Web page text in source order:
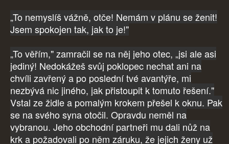
„To nemyslíš vážně, otče! Nemám v plánu se ženit!
Jsem spokojen tak, jak to je!"
„To věřím," zamračil se na něj jeho otec, „jsi ale asi
jediný! Nedokážeš svůj poklopec nechat ani na
chvíli zavřený a po poslední tvé avantýře, mi
nezbývá nic jiného, jak přistoupit k tomuto řešení."
Vstal ze židle a pomalým krokem přešel k oknu. Pak
se na svého syna otočil. Opravdu neměl na
vybranou. Jeho obchodní partneři mu dali nůž na
krk a požadovali po něm záruku, že jejich ženy už